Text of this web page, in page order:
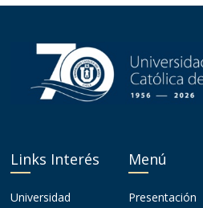
Links Interés
Universidad
Menú
Presentación